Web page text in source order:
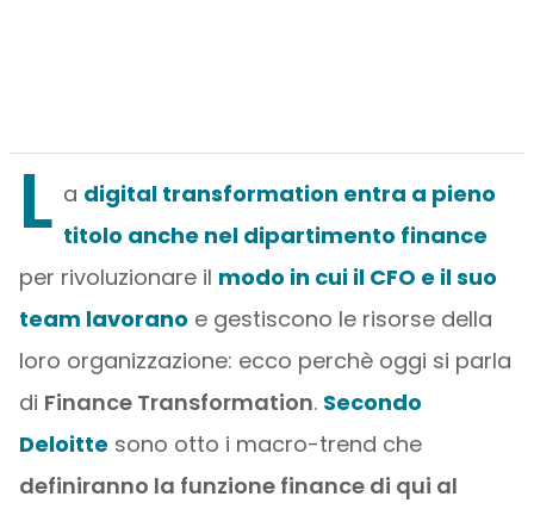
L a digital transformation entra a pieno
titolo anche nel dipartimento finance
per rivoluzionare il modo in cui il CFO e il suo
team lavorano e gestiscono le risorse della
loro organizzazione: ecco perchè oggi si parla
di Finance Transformation. Secondo
Deloitte sono otto i macro-trend che
definiranno la funzione finance di qui al